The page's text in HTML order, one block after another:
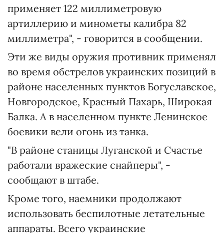
применяет 122 миллиметровую
артиллерию и минометы калибра 82
миллиметра", - говорится в сообщении.
Эти же виды оружия противник применял
во время обстрелов украинских позиций в
районе населенных пунктов Богуславское,
Новгородское, Красный Пахарь, Широкая
Балка. А в населенном пункте Ленинское
боевики вели огонь из танка.
"В районе станицы Луганской и Счастье
работали вражеские снайперы", -
сообщают в штабе.
Кроме того, наемники продолжают
использовать беспилотные летательные
аппараты. Всего украинские